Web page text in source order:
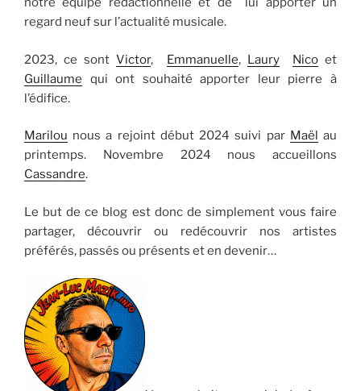
regard neuf sur l’actualité musicale.
2023, ce sontVictor, Emmanuelle, Laury Nicoet
Guillaume qui ont souhaité apporter leur pierre à
l’édifice.
Marilou nous a rejoint début 2024 suivi par Maël
au
printemps. Novembre 2024 nous accueillons
Cassandre.
Le but de ce blog est donc de simplement vous faire
partager, découvrir ou redécouvrir nos artistes
préférés, passés ou présents et en devenir…